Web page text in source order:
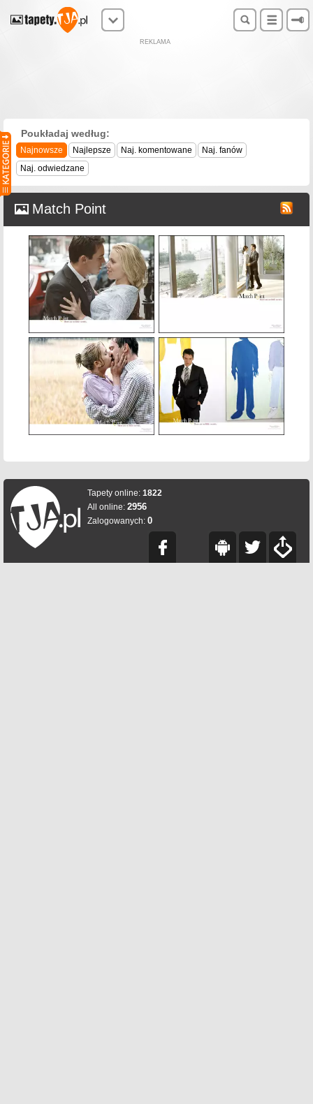
REKLAMA
Poukładaj według:
Najnowsze Najlepsze Naj. komentowane
Naj. fanów
Naj. odwiedzane
Match Point
Tapety online: 1822
All online: 2956
Zalogowanych: 0